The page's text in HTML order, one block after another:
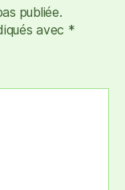
publiée.
avec *